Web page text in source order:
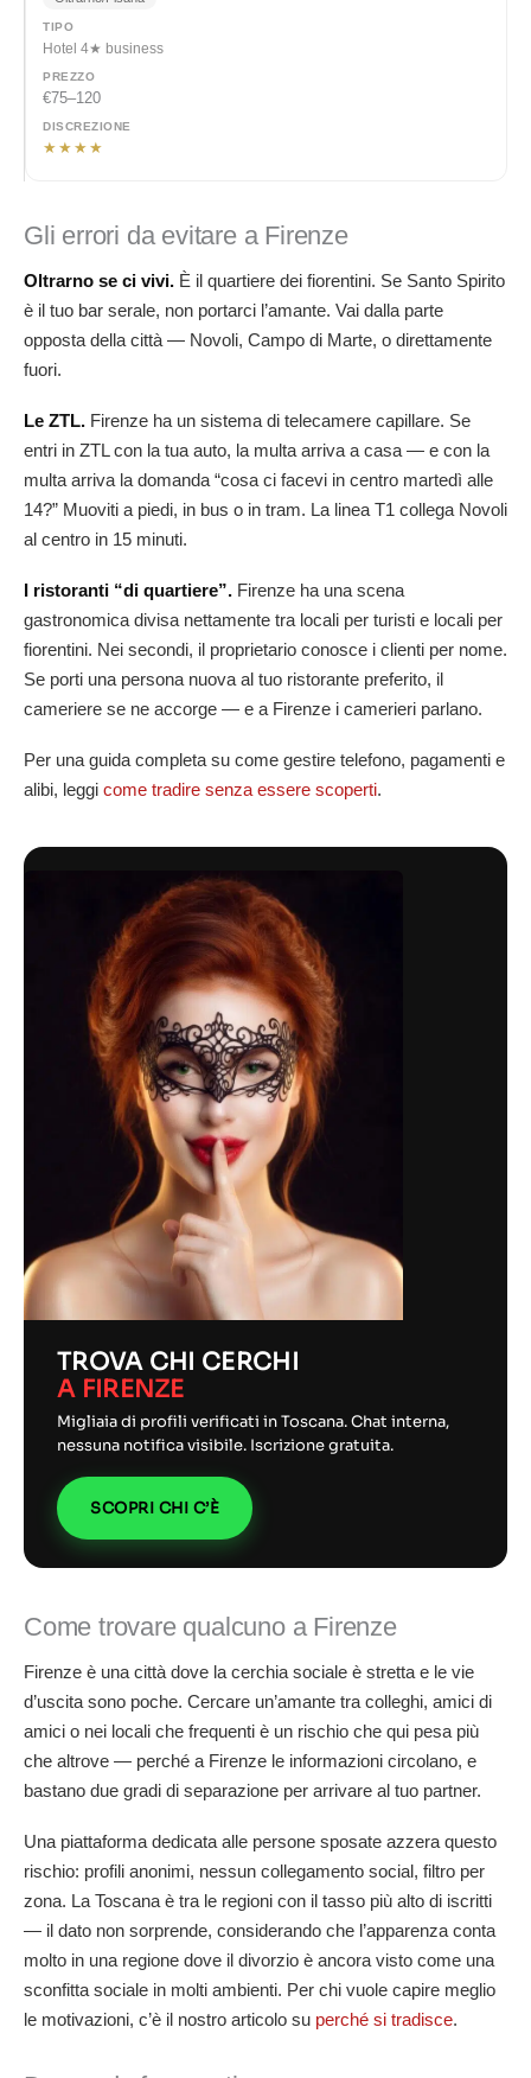
Hotel 4★ business
€75–120
★★★★
Gli errori da evitare a Firenze
Oltrarno se ci vivi. È il quartiere dei fiorentini. Se Santo Spirito
è il tuo bar serale, non portarci l’amante. Vai dalla parte
opposta della città — Novoli, Campo di Marte, o direttamente
fuori.
Le ZTL. Firenze ha un sistema di telecamere capillare. Se
entri in ZTL con la tua auto, la multa arriva a casa — e con la
multa arriva la domanda “cosa ci facevi in centro martedì alle
14?” Muoviti a piedi, in bus o in tram. La linea T1 collega Novoli
al centro in 15 minuti.
I ristoranti “di quartiere”. Firenze ha una scena
gastronomica divisa nettamente tra locali per turisti e locali per
fiorentini. Nei secondi, il proprietario conosce i clienti per nome.
Se porti una persona nuova al tuo ristorante preferito, il
cameriere se ne accorge — e a Firenze i camerieri parlano.
Per una guida completa su come gestire telefono, pagamenti e
alibi, leggi come tradire senza essere scoperti.
TROVA CHI CERCHI
A FIRENZE
Migliaia di profili verificati in Toscana. Chat interna,
nessuna notifica visibile. Iscrizione gratuita.
SCOPRI CHI C’È
Come trovare qualcuno a Firenze
Firenze è una città dove la cerchia sociale è stretta e le vie
d’uscita sono poche. Cercare un’amante tra colleghi, amici di
amici o nei locali che frequenti è un rischio che qui pesa più
che altrove — perché a Firenze le informazioni circolano, e
bastano due gradi di separazione per arrivare al tuo partner.
Una piattaforma dedicata alle persone sposate azzera questo
rischio: profili anonimi, nessun collegamento social, filtro per
zona. La Toscana è tra le regioni con il tasso più alto di iscritti
— il dato non sorprende, considerando che l’apparenza conta
molto in una regione dove il divorzio è ancora visto come una
sconfitta sociale in molti ambienti. Per chi vuole capire meglio
le motivazioni, c’è il nostro articolo su perché si tradisce.